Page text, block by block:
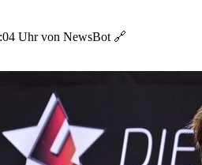
Uhr von NewsBot 🔗